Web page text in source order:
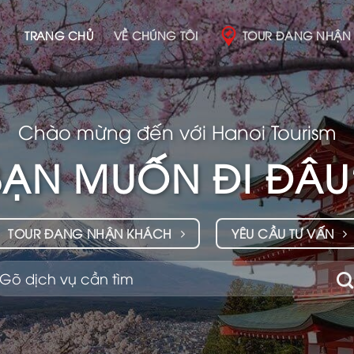
TRANG CHỦ VỀ CHÚNG TÔI TOUR ĐANG
Chào mừng đến với Hanoi Tourism
MUỐN ĐI
TOUR ĐANG NHẬN KHÁCH YÊU CẦU TƯ VẤN